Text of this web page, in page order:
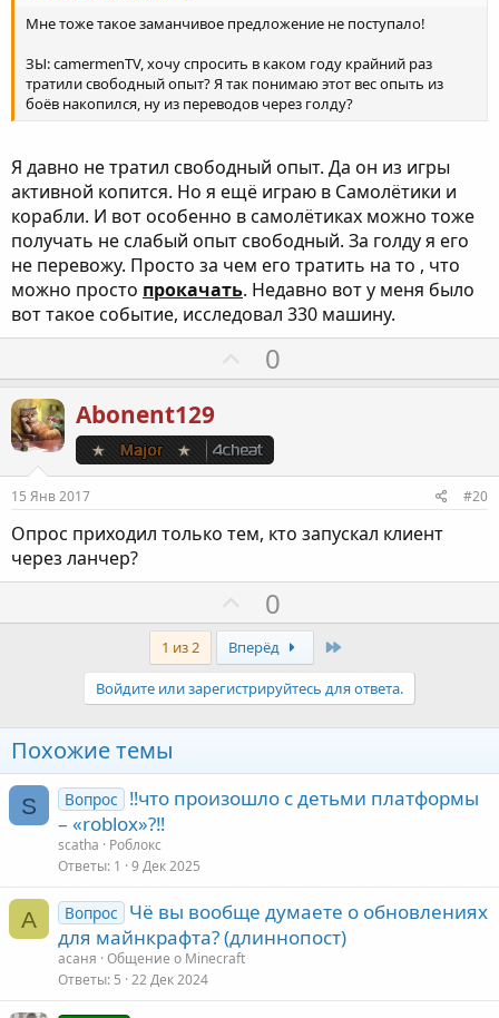
ы
г
о
о
с
Мне тоже такое заманчивое предложение не поступало!
ЗЫ: camermenTV, хочу спросить в каком году крайний раз
тратили свободный опыт? Я так понимаю этот вес опыть из
боёв накопился, ну из переводов через голду?
Я давно не тратил свободный опыт. Да он из игры
активной копится. Но я ещё играю в Самолётики и
корабли. И вот особенно в самолётиках можно тоже
получать не слабый опыт свободный. За голду я его
не перевожу. Просто за чем его тратить на то , что
можно просто прокачать. Недавно вот у меня было
вот такое событие, исследовал 330 машину.
П
о
и
т
н
г
о
л
о
с
0
Abonent129
15 Янв 2017 #20
Опрос приходил только тем, кто запускал клиент
через ланчер?
П
о
з
и
т
и
н
ы
л
о
0
1 из 2 Вперёд
Войдите или зарегистрируйтесь для ответа.
Похожие темы
S Вопрос
‼️что произошло с детьми платформы
– «roblox»?‼️
scatha
Роблокс
Ответы 1 9 Дек 2025
А Вопрос
Чё вы вообще думаете о обновлениях
для майнкрафта? (длиннопост)
асаня Общение о Minecraft
Ответы 5 22 Дек 2024